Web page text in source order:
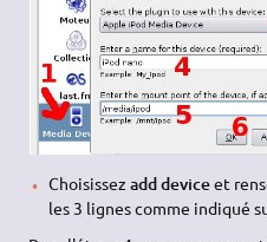
Choisissez add deviceet
les 3 lignes comme indiqué